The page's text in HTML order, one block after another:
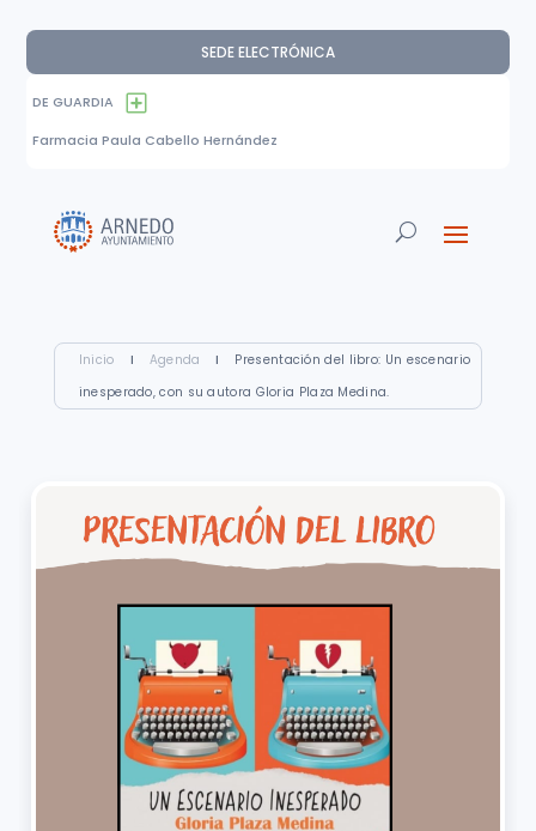
SEDE ELECTRÓNICA
DE GUARDIA
Farmacia Paula Cabello Hernández
Inicio I Agenda I
Presentación del libro: Un escenario
inesperado, con su autora Gloria Plaza Medina.